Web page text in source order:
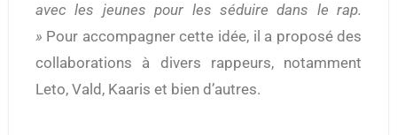
avec les jeunes pour les séduire dans le rap.
» Pour accompagner cette idée, il a proposé des
collaborations à divers rappeurs, notamment
Leto, Vald, Kaaris et bien d’autres.